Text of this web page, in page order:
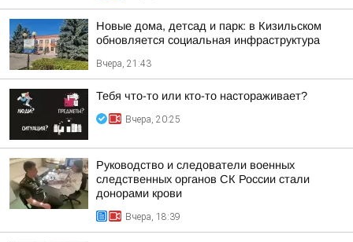
Новые дома, детсад и парк: в Кизильском
обновляется социальная инфраструктура
Вчера, 21:43
Тебя что-то или кто-то настораживает?
Вчера, 20:25
Руководство и следователи военных
следственных органов СК России стали
донорами крови
Вчера, 18:39